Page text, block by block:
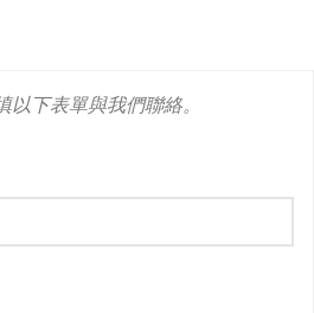
下表單與我們聯絡。